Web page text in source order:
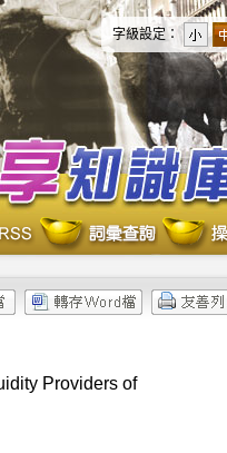
字級設定：
Providers of